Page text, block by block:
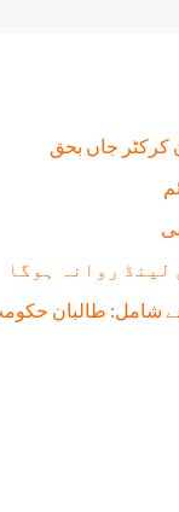
کرکٹر جاں بحق
روانہ ہوگا